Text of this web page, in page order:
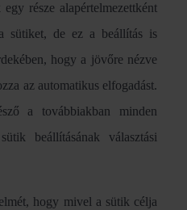
része alapértelmezettként
sütiket, de ez a beállítás is
hogy a jövőre nézve
az automatikus elfogadást.
a továbbiakban minden
beállításának választási
hogy mivel a sütik célja